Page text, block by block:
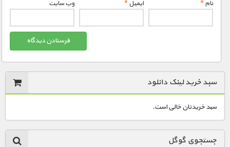
نام* ایمیل* وب‌ سایت
سبد خرید لینک دانلود
سبد خریدتان خالی است.
جستجوی گوگل